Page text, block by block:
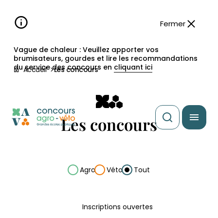
principale
principal
d'accessibilité
de
page
Vague de chaleur : Veuillez apporter vos
brumisateurs, gourdes et lire les recommandations
du service des concours en cliquant ici
Fermer
Accueil Les concours
Les concours
Filtrer les concours
Agro Véto Tout
Inscriptions ouvertes